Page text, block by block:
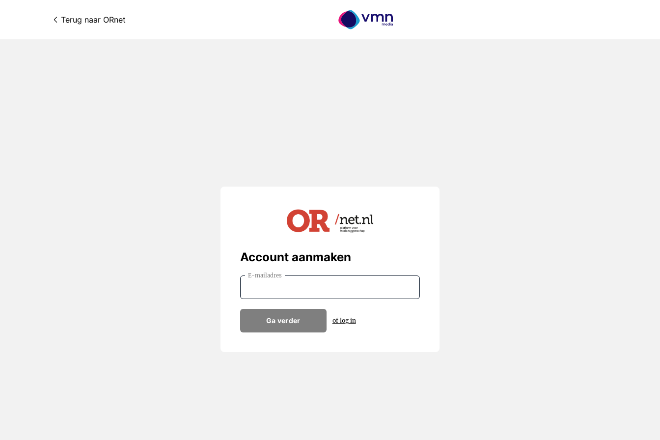
Terug naar ORnet
Account aanmaken
E-mailadres
Ga verder of log in